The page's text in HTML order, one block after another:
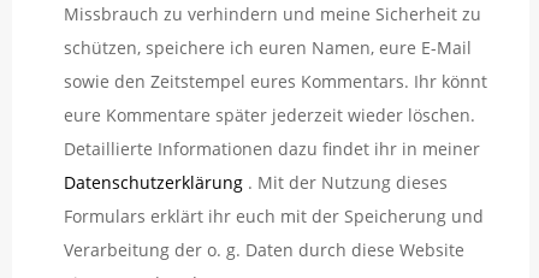
Missbrauch zu verhindern und meine Sicherheit zu
schützen, speichere ich euren Namen, eure E-Mail
sowie den Zeitstempel eures Kommentars. Ihr könnt
eure Kommentare später jederzeit wieder löschen.
Detaillierte Informationen dazu findet ihr in meiner
Datenschutzerklärung . Mit der Nutzung dieses
Formulars erklärt ihr euch mit der Speicherung und
Verarbeitung der o. g. Daten durch diese Website